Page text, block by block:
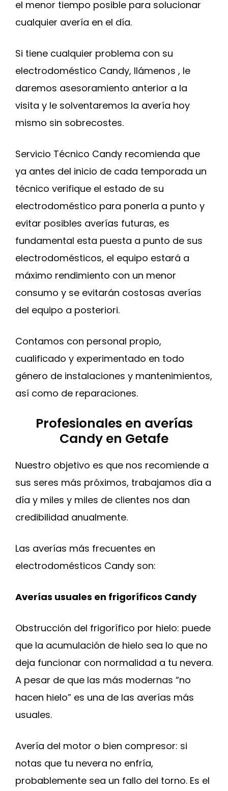
el menor tiempo posible para solucionar
cualquier avería en el día.
Si tiene cualquier problema con su
electrodoméstico Candy, llámenos , le
daremos asesoramiento anterior a la
visita y le solventaremos la avería hoy
mismo sin sobrecostes.
Servicio Técnico Candy recomienda que
ya antes del inicio de cada temporada un
técnico verifique el estado de su
electrodoméstico para ponerla a punto y
evitar posibles averías futuras, es
fundamental esta puesta a punto de sus
electrodomésticos, el equipo estará a
máximo rendimiento con un menor
consumo y se evitarán costosas averías
del equipo a posteriori.
Contamos con personal propio,
cualificado y experimentado en todo
género de instalaciones y mantenimientos,
así como de reparaciones.
Profesionales en averías
Candy en Getafe
Nuestro objetivo es que nos recomiende a
sus seres más próximos, trabajamos día a
día y miles y miles de clientes nos dan
credibilidad anualmente.
Las averías más frecuentes en
electrodomésticos Candy son:
Averías usuales en frigoríficos Candy
Obstrucción del frigorífico por hielo: puede
que la acumulación de hielo sea lo que no
deja funcionar con normalidad a tu nevera.
A pesar de que las más modernas “no
hacen hielo” es una de las averías más
usuales.
Avería del motor o bien compresor: si
notas que tu nevera no enfría,
probablemente sea un fallo del torno. Es el